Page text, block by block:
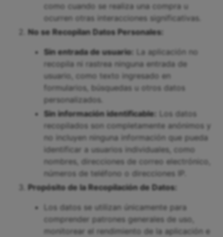
como cuando se realiza una compra u
ocurren otras interacciones significativas.
No se Recopilan Datos Personales:
Sin entrada de usuario:
La aplicación no
recopila ni rastrea ninguna entrada de
usuario, como texto ingresado en
formularios, búsquedas u otros datos
personalizados.
Sin información identificable:
Los datos
recopilados son completamente anónimos y
no incluyen ninguna información que pueda
identificar a usuarios individuales, como
nombres, direcciones de correo electrónico,
números de teléfono o direcciones IP.
Propósito de la Recopilación de Datos:
Los datos se utilizan únicamente para
comprender patrones generales de uso,
monitorear el rendimiento de la aplicación e